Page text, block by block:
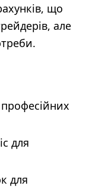
що
але
для
для